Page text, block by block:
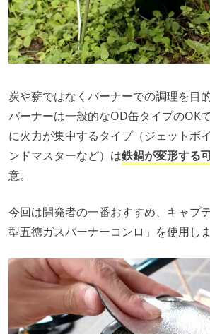
炭や薪ではなくバーナーでの調理を目
バーナーは一般的なOD缶タイプのOK
に火力が集中するタイプ（ジェットボ
ンドマスターなど）は鉄鍋が変形する
意。
今回は開発者の一番おすすめ、キャプ
型五徳ガスバーナーコンロ」を使用しま